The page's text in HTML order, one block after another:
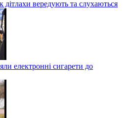
дітлахи вередують та слухаються
електронні сигарети до